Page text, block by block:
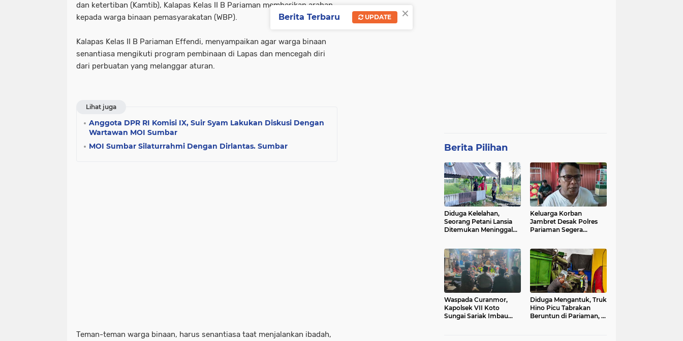
dan ketertiban (Kamtib), Kalapas Kelas II B Pariaman memberikan arahan
kepada warga binaan pemasyarakatan (WBP).
Kalapas Kelas II B Pariaman Effendi, menyampaikan agar warga binaan
senantiasa mengikuti program pembinaan di Lapas dan mencegah diri
dari perbuatan yang melanggar aturan.
Lihat juga
Anggota DPR RI Komisi IX, Suir Syam Lakukan Diskusi Dengan
Wartawan MOI Sumbar
MOI Sumbar Silaturrahmi Dengan Dirlantas. Sumbar
Teman-teman warga binaan, harus senantiasa taat menjalankan ibadah,
Berita Pilihan
Diduga Kelelahan,
Seorang Petani Lansia
Ditemukan Meninggal
Keluarga Korban
Jambret Desak Polres
Pariaman Segera
Waspada Curanmor,
Kapolsek VII Koto
Sungai Sariak Imbau
Diduga Mengantuk, Truk
Hino Picu Tabrakan
Beruntun di Pariaman, 5
×
Berita Terbaru UPDATE